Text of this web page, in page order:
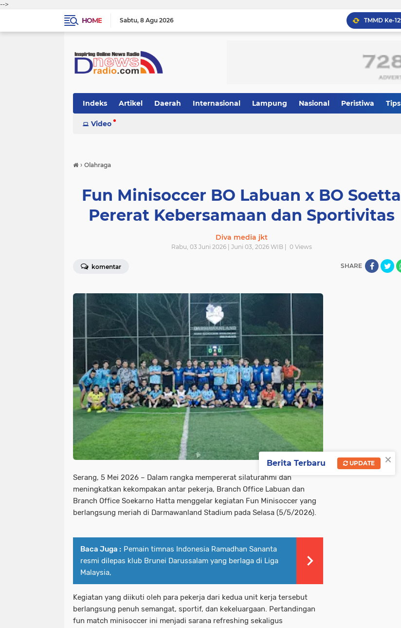
-->
HOME
Sabtu 8 Agu 2026
Indeks Artikel Daerah Internasional Lampung Nasional Peristiwa Tips
Video
› Olahraga
Fun Minisoccer BO Labuan x BO Soetta
Pererat Kebersamaan dan Sportivitas
Diva media jkt
Rabu, 03 Juni 2026 | Juni 03, 2026 WIB | 0Views
komentar SHARE
Serang, 5 Mei 2026 – Dalam rangka mempererat silaturahmi dan
meningkatkan kekompakan antar pekerja, Branch Office Labuan dan
Branch Office Soekarno Hatta menggelar kegiatan Fun Minisoccer yang
berlangsung meriah di Darmawanland Stadium pada Selasa (5/5/2026).
Baca Juga : Pemain timnas Indonesia Ramadhan Sananta
resmi dilepas klub Brunei Darussalam yang berlaga di Liga
Malaysia,
Kegiatan yang diikuti oleh para pekerja dari kedua unit kerja tersebut
berlangsung penuh semangat, sportif, dan kekeluargaan. Pertandingan
fun match minisoccer ini menjadi sarana refreshing sekaligus
×
Berita Terbaru UPDATE